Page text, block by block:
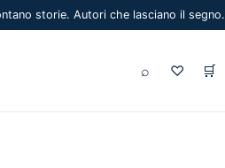
storie. Autori che lasciano il segno.
⌕ ♡ 🛒